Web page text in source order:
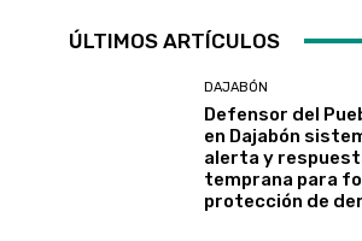
ÚLTIMOS ARTÍCULOS
DAJABÓN
Defensor del
en Dajabón
alerta y
temprana para
protección de